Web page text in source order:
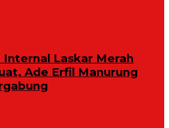
Internal Laskar Merah
Ade Erfil Manurung